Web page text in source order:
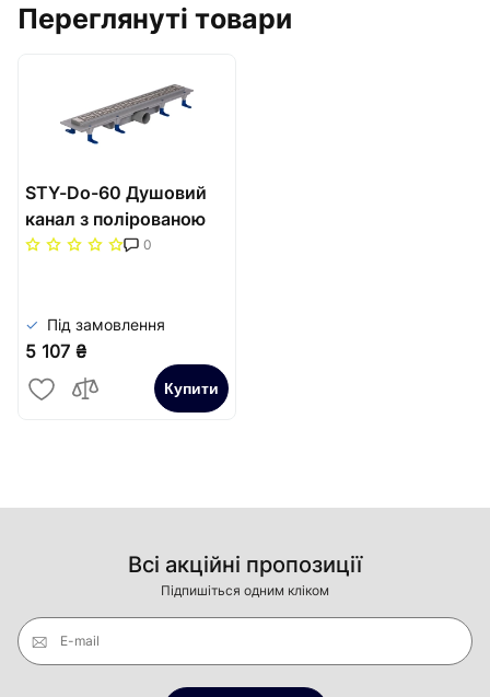
Переглянуті товари
STY-Do-60 Душовий
канал з полірованою
решіткою 600 мм
0
Під замовлення
5 107 ₴
Купити
Всі акційні пропозиції
Підпишіться одним кліком
E-mail